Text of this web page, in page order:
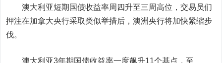
澳大利亚短期国债收益率周四升至三周高位，交易员们
押注在加拿大央行采取类似举措后，澳洲央行将加快紧缩步
伐。
澳大利亚3年期国债收益率一度飙升11个基点，至